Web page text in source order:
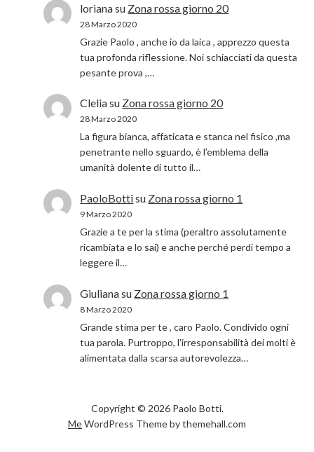
lorianasu Zona rossa giorno 20
28 Marzo 2020
Grazie Paolo , anche io da laica , apprezzo questa
tua profonda riflessione. Noi schiacciati da questa
pesante prova ,…
Cleliasu Zona rossa giorno 20
28 Marzo 2020
La figura bianca, affaticata e stanca nel fisico ,ma
penetrante nello sguardo, è l’emblema della
umanità dolente di tutto il…
PaoloBottisu Zona rossa giorno 1
9 Marzo 2020
Grazie a te per la stima (peraltro assolutamente
ricambiata e lo sai) e anche perché perdi tempo a
leggere il…
Giulianasu Zona rossa giorno 1
8 Marzo 2020
Grande stima per te , caro Paolo. Condivido ogni
tua parola. Purtroppo, l'irresponsabilità dei molti è
alimentata dalla scarsa autorevolezza…
Copyright © 2026 Paolo Botti.
MeWordPress Theme by themehall.com